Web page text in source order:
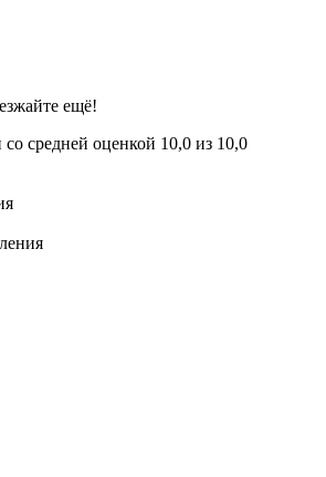
ещё!
средней оценкой 10,0 из 10,0